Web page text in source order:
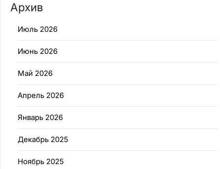
Архив
Июль 2026
Июнь 2026
Май 2026
Апрель 2026
Январь 2026
Декабрь 2025
Ноябрь 2025